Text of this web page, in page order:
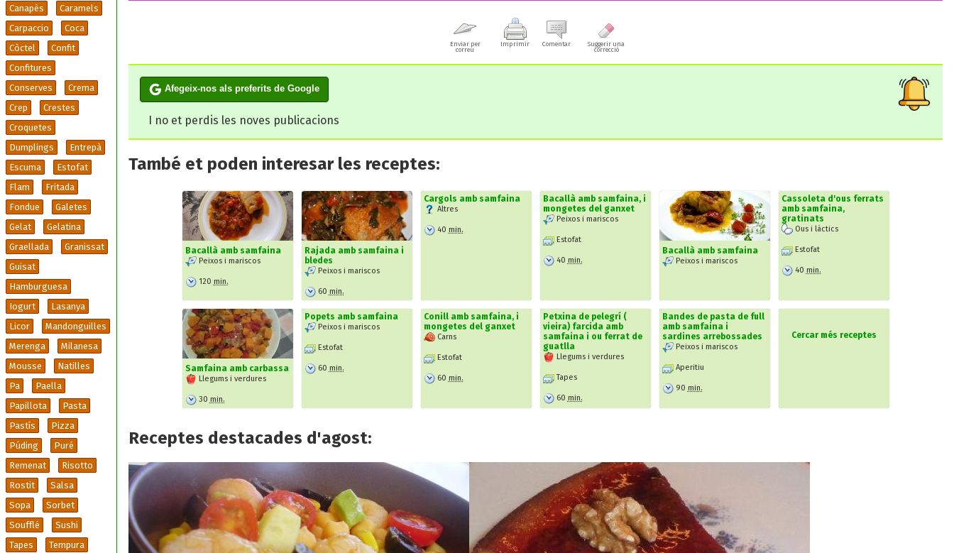
Canapès
Caramels
Carpaccio
Coca
Còctel
Confit
Confitures
Conserves
Crema
Crep
Crestes
Croquetes
Dumplings
Entrepà
Escuma
Estofat
Flam
Fritada
Fondue
Galetes
Gelat
Gelatina
Graellada
Granissat
Guisat
Hamburguesa
Iogurt
Lasanya
Licor
Mandonguilles
Merenga
Milanesa
Mousse
Natilles
Pa
Paella
Papillota
Pasta
Pastís
Pizza
Púding
Puré
Remenat
Risotto
Rostit
Salsa
Sopa
Sorbet
Soufflé
Sushi
Tapes
Tempura
Enviar per
correu
Imprimir Comentar
Suggerir una
correcció
Afegeix-nos als preferits de Google
I no et perdis les noves publicacions
També et poden interesar les receptes:
Bacallà amb samfaina
Peixos i mariscos
120 min.
Rajada amb samfaina i
bledes
Peixos i mariscos
60 min.
Cargols amb samfaina
Altres
40 min.
Bacallà amb samfaina, i
mongetes del ganxet
Peixos i mariscos
Estofat
40 min.
Bacallà amb samfaina
Peixos i mariscos
Cassoleta d'ous ferrats
amb samfaina,
gratinats
Ous i làctics
Estofat
40 min.
Samfaina amb carbassa
Llegums i verdures
30 min.
Popets amb samfaina
Peixos i mariscos
Estofat
60 min.
Conill amb samfaina, i
mongetes del ganxet
Carns
Estofat
60 min.
Petxina de pelegrí (
vieira) farcida amb
samfaina i ou ferrat de
guatlla
Llegums i verdures
Tapes
60 min.
Bandes de pasta de full
amb samfaina i
sardines arrebossades
Peixos i mariscos
Aperitiu
90 min.
Cercar més receptes
Receptes destacades d'agost: